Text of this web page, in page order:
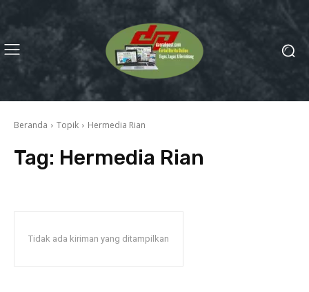
Beranda Topik Hermedia Rian
Tag: Hermedia Rian
Tidak ada kiriman yang ditampilkan